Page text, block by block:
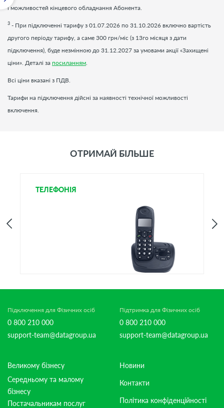
і можливостей кінцевого обладнання Абонента.
3 - При підключенні тарифу з 01.07.2026 по 31.10.2026 включно вартість
другого періоду тарифу, а саме 300 грн/міс (з 13го місяця з дати
підключення), буде незмінною до 31.12.2027 за умовами акції «Захищені
ціни». Деталі за посиланням
Всі ціни вказані з ПДВ.
Тарифи на підключення дійсні за наявності технічної можливості
включення.
ОТРИМАЙ БІЛЬШЕ
ТЕЛЕФОНІЯ
Підключення для Фізичних осіб
0 800 210 000
support-team@datagroup.ua
Підтримка для Фізичних осіб
0 800 210 000
support-team@datagroup.ua
Великому бізнесу
Середньому та малому
бізнесу
Постачальникам послуг
Новини
Контакти
Політика конфіденційності